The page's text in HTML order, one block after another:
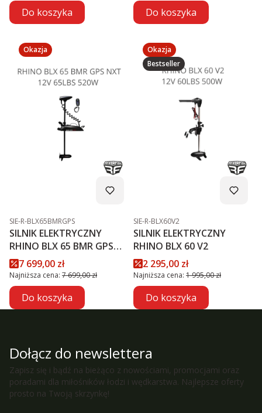
Do koszyka Do koszyka
Okazja
Kod produktu
SIE-R-BLX65BMRGPS
SILNIK ELEKTRYCZNY
RHINO BLX 65 BMR GPS
NXTCena promocyjna
7 699,00 zł
Najniższa cena: 7 699,00 zł
Do koszyka
Okazja
Bestseller
Kod produktu
SIE-R-BLX60V2
SILNIK ELEKTRYCZNY
RHINO BLX 60 V2
Cena promocyjna
2 295,00 zł
Najniższa cena: 1 995,00 zł
Do koszyka
Dołącz do newslettera
Zapisz się i bądź na bieżąco z nowościami, promocjami oraz
poradami dla miłośników łodzi i wędkarstwa. Najlepsze oferty
prosto na Twoją skrzynkę!